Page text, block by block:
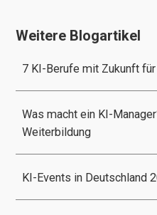
Weitere Blogartikel
7 KI-Berufe mit Zukunft
Was macht ein KI-
Weiterbildung
KI-Events in Deutschland